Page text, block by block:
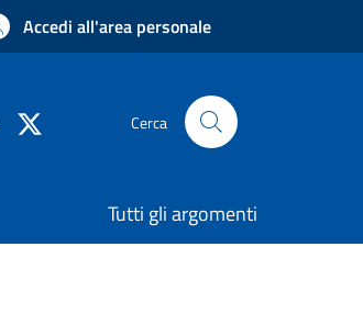
Accedi all'area personale
Cerca
Tutti gli argomenti